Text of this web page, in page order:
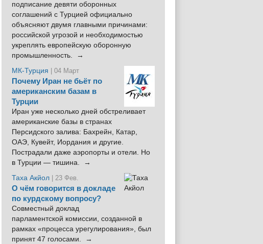
подписание девяти оборонных
соглашений с Турцией официально
объясняют двумя главными причинами:
российской угрозой и необходимостью
укреплять европейскую оборонную
промышленность. →
МК-Турция
| 04 Март
Почему Иран не бьёт по
американским базам в
Турции
Иран уже несколько дней обстреливает
американские базы в странах
Персидского залива: Бахрейн, Катар,
ОАЭ, Кувейт, Иордания и другие.
Пострадали даже аэропорты и отели. Но
в Турции — тишина. →
Таха Акйол | 23 Фев.
О чём говорится в докладе
по курдскому вопросу?
Совместный доклад
парламентской комиссии, созданной в
рамках «процесса урегулирования», был
принят 47 голосами. →